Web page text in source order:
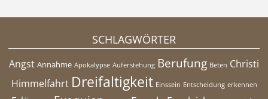
SCHLAGWÖRTER
Angst Annahme Apokalypse Auferstehung Berufung Beten Christi
Himmelfahrt Dreifaltigkeit Einssein Entscheidung erkennen